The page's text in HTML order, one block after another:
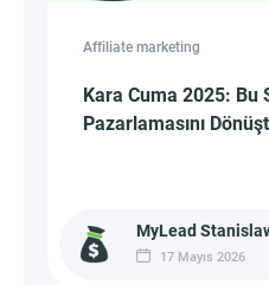
Affiliate marketing
Kara Cuma 2025: Bu
Pazarlamasını
MyLead
17 Mayıs 2026